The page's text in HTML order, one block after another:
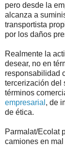
pero desde la
alcanza a
transportista
por los daños
Realmente la
desear, no en
responsabilidad
tercerización del
términos
empresarial , de
de ética.
Parmalat/Ecolat
camiones en